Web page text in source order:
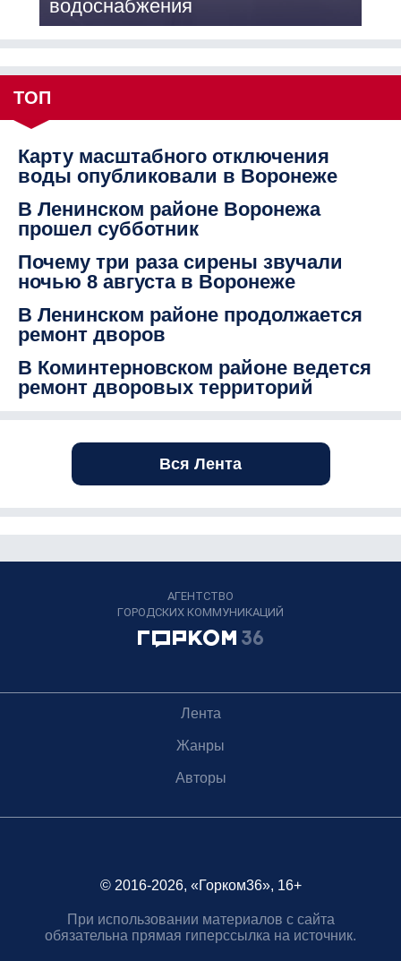
водоснабжения
ТОП
Карту масштабного отключения
воды опубликовали в Воронеже
В Ленинском районе Воронежа
прошел субботник
Почему три раза сирены звучали
ночью 8 августа в Воронеже
В Ленинском районе продолжается
ремонт дворов
В Коминтерновском районе ведется
ремонт дворовых территорий
Вся Лента
АГЕНТСТВО
ГОРОДСКИХ КОММУНИКАЦИЙ
Лента
Жанры
Авторы
© 2016-2026, «Горком36», 16+
При использовании материалов с сайта
обязательна прямая гиперссылка на источник.